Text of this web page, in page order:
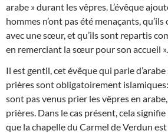
arabe » durant les vêpres. L’évêque
hommes n’ont pas été menaçants,
avec une sœur, et qu’ils sont repartis
en remerciant la sœur pour son accueil ».
Il est gentil, cet évêque qui parle
prières sont obligatoirement
sont pas venus prier les vêpres en
prières. Dans le cas présent, cela
que la chapelle du Carmel de Verdun